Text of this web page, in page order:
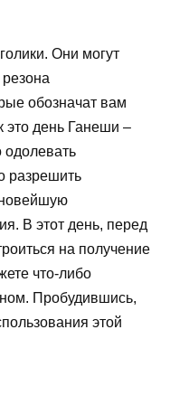
Они могут
обозначат вам
это день Ганеши –
одолевать
разрешить
новейшую
В этот день, перед
на получение
что-либо
Пробудившись,
этой